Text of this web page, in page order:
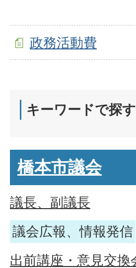
政務活動費
キーワードで探す
橋本市議会
議長、副議長
議会広報、情報発信
出前講座・意見交換